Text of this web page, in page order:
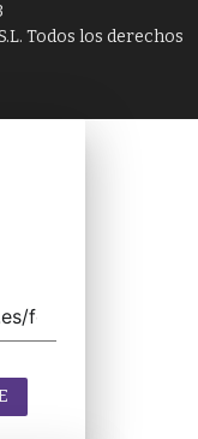
Todos los derechos